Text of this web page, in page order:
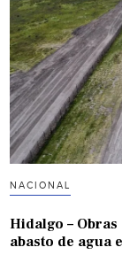
NACIONAL
Hidalgo –
abasto de agua